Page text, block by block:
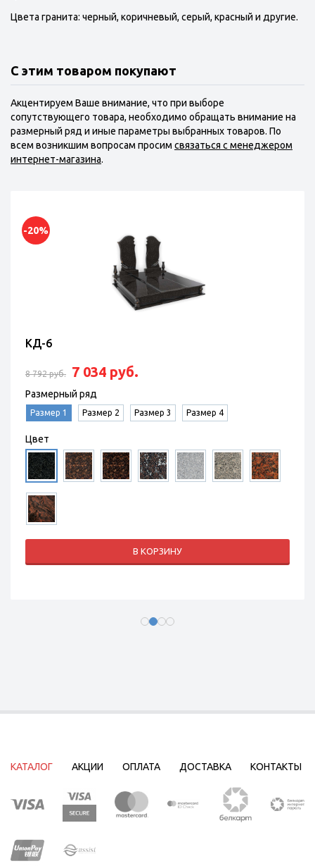
Цвета гранита: черный, коричневый, серый, красный и другие.
С этим товаром покупают
Акцентируем Ваше внимание, что при выборе
сопутствующего товара, необходимо обращать внимание на
размерный ряд и иные параметры выбранных товаров. По
всем возникшим вопросам просим связаться с менеджером
интернет-магазина.
-20%
КД-6
8 792 руб. 7 034 руб.
Размерный ряд
Размер 1 Размер 2 Размер 3 Размер 4
Цвет
В КОРЗИНУ
КАТАЛОГ АКЦИИ ОПЛАТА ДОСТАВКА КОНТАКТЫ